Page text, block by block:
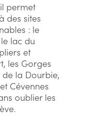
permet
des sites
: le
lac du
et
les Gorges
de la Dourbie,
Cévennes
oublier les